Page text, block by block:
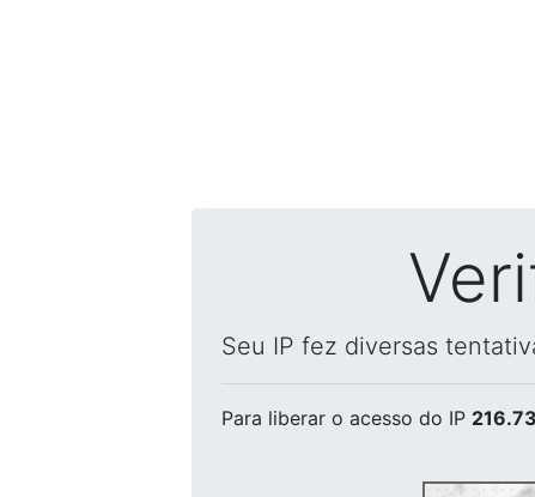
Seu IP fez diversas
Para liberar o acesso do IP